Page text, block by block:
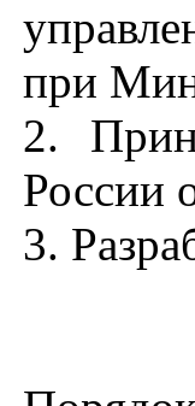
при
2.
России
3.